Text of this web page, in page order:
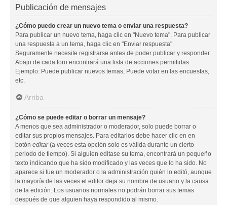
Publicación de mensajes
¿Cómo puedo crear un nuevo tema o enviar una respuesta?
Para publicar un nuevo tema, haga clic en "Nuevo tema". Para publicar
una respuesta a un tema, haga clic en "Enviar respuesta".
Seguramente necesite registrarse antes de poder publicar y responder.
Abajo de cada foro encontrará una lista de acciones permitidas.
Ejemplo: Puede publicar nuevos temas, Puede votar en las encuestas,
etc.
Arriba
¿Cómo se puede editar o borrar un mensaje?
A menos que sea administrador o moderador, solo puede borrar o
editar sus propios mensajes. Para editarlos debe hacer clic en en
botón editar(a veces esta opción solo es válida durante un cierto
periodo de tiempo). Si alguien editase su tema, encontrará un pequeño
texto indicando que ha sido modificado y las veces que lo ha sido. No
aparece si fue un moderador o la administración quién lo editó, aunque
la mayoría de las veces el editor deja su nombre de usuario y la causa
de la edición. Los usuarios normales no podrán borrar sus temas
después de que alguien haya respondido al mismo.